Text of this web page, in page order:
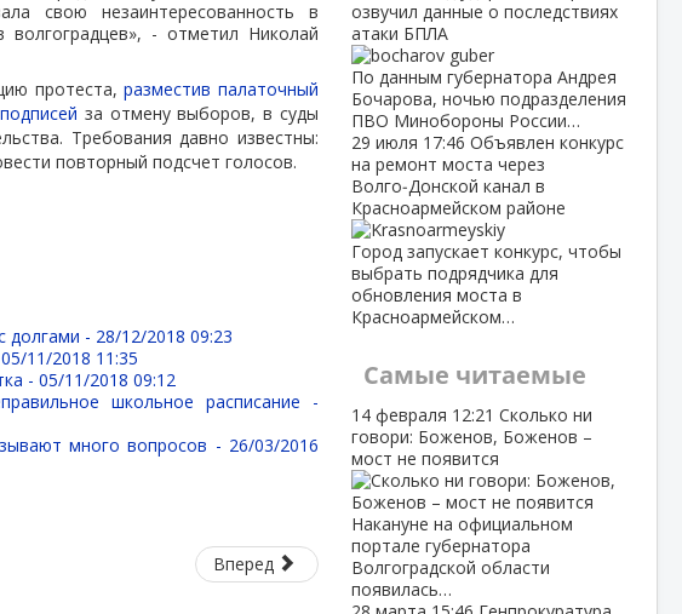
свою незаинтересованность в
- отметил Николай
протеста,разместив палаточный
за отмену выборов, в суды
Требования давно известны:
повторный подсчет голосов.
долгами - 28/12/2018 09:23
05/11/2018 11:35
-05/11/2018 09:12
школьное расписание -
много вопросов - 26/03/2016
Вперед
озвучил данные о последствиях
атаки БПЛА
По данным губернатора Андрея
Бочарова, ночью подразделения
ПВО Минобороны России…
29 июля 17:46 Объявлен конкурс
на ремонт моста через
Волго‑Донской канал в
Красноармейском районе
Город запускает конкурс, чтобы
выбрать подрядчика для
обновления моста в
Красноармейском…
Самые читаемые
14 февраля 12:21 Сколько ни
говори: Боженов, Боженов –
мост не появится
Накануне на официальном
портале губернатора
Волгоградской области
появилась…